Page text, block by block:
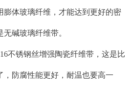
膨体玻璃纤维，才能达到更好的密
碱玻璃纤维带。
不锈钢丝增强陶瓷纤维带，这是比
，防腐性能更好，耐温也要高一